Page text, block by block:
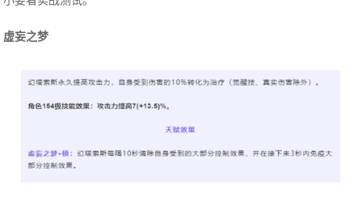
虚妄之梦